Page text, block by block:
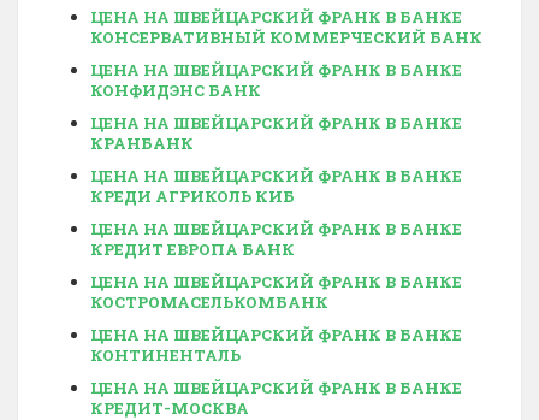
ЦЕНА НА ШВЕЙЦАРСКИЙ ФРАНК В БАНКЕ
КОНСЕРВАТИВНЫЙ КОММЕРЧЕСКИЙ БАНК
ЦЕНА НА ШВЕЙЦАРСКИЙ ФРАНК В БАНКЕ
КОНФИДЭНС БАНК
ЦЕНА НА ШВЕЙЦАРСКИЙ ФРАНК В БАНКЕ
КРАНБАНК
ЦЕНА НА ШВЕЙЦАРСКИЙ ФРАНК В БАНКЕ
КРЕДИ АГРИКОЛЬ КИБ
ЦЕНА НА ШВЕЙЦАРСКИЙ ФРАНК В БАНКЕ
КРЕДИТ ЕВРОПА БАНК
ЦЕНА НА ШВЕЙЦАРСКИЙ ФРАНК В БАНКЕ
КОСТРОМАСЕЛЬКОМБАНК
ЦЕНА НА ШВЕЙЦАРСКИЙ ФРАНК В БАНКЕ
КОНТИНЕНТАЛЬ
ЦЕНА НА ШВЕЙЦАРСКИЙ ФРАНК В БАНКЕ
КРЕДИТ-МОСКВА